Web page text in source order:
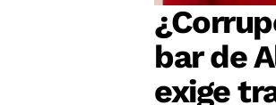
bar de
exige